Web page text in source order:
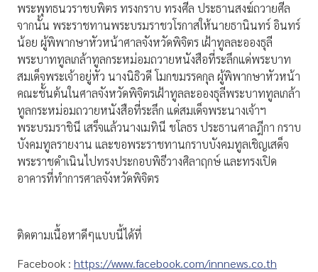
พระพุทธนวราชบพิตร ทรงกราบ ทรงศีล ประธานสงฆ์ถวายศีล
จากนั้น พระราชทานพระบรมราชวโรกาสให้นายธานินทร์ อินทร์
น้อย ผู้พิพากษาหัวหน้าศาลจังหวัดพิจิตร เฝ้าทูลละอองธุลี
พระบาททูลเกล้าทูลกระหม่อมถวายหนังสือที่ระลึกแด่พระบาท
สมเด็จพระเจ้าอยู่หัว นางนิธิวดี โมกขมรรคกุล ผู้พิพากษาหัวหน้า
คณะชั้นต้นในศาลจังหวัดพิจิตรเฝ้าทูลละอองธุลีพระบาททูลเกล้า
ทูลกระหม่อมถวายหนังสือที่ระลึก แด่สมเด็จพระนางเจ้าฯ
พระบรมราชินี เสร็จแล้วนางเมทินี ชโลธร ประธานศาลฎีกา กราบ
บังคมทูลรายงาน และขอพระราชทานกราบบังคมทูลเชิญเสด็จ
พระราชดำเนินไปทรงประกอบพิธีวางศิลาฤกษ์ และทรงเปิด
อาคารที่ทำการศาลจังหวัดพิจิตร
ติดตามเนื้อหาดีๆแบบนี้ได้ที่
Facebook : https://www.facebook.com/innnews.co.th